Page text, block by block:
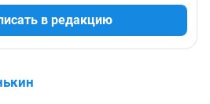
в редакцию